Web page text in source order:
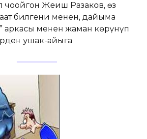
чоңойгон Жеңиш Разаков, өз
билгени менен, дайыма
аркасы менен жаман көрүнүп
ушак-айыңга